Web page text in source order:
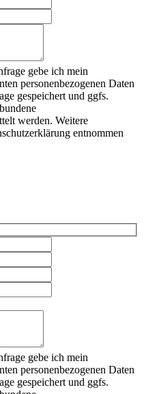
gebe ich mein
personenbezogenen Daten
gespeichert und ggfs.
werden. Weitere
entnommen
gebe ich mein
personenbezogenen Daten
gespeichert und ggfs.